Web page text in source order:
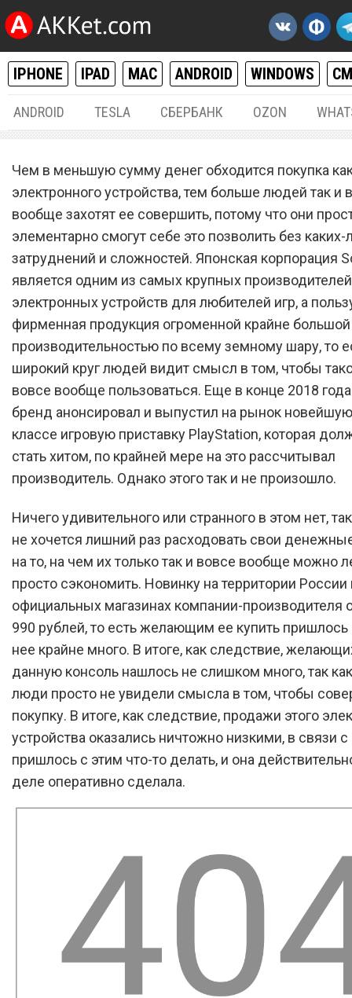
IPHONE IPAD MAC ANDROID WINDOWS
ANDROID TESLA СБЕРБАНК OZON
Sony обрушила ценник
новейшей PlayStation до 2
рублей
Чем в меньшую сумму денег обходится покупка
электронного устройства, тем больше людей так и
вообще захотят ее совершить, потому что они
элементарно смогут себе это позволить без каких-
затруднений и сложностей. Японская корпорация
является одним из самых крупных производителей
электронных устройств для любителей игр, а
фирменная продукция огроменной крайне большой
производительностью по всему земному шару, то
широкий круг людей видит смысл в том, чтобы
вовсе вообще пользоваться. Еще в конце 2018
бренд анонсировал и выпустил на рынок
классе игровую приставку PlayStation, которая
стать хитом, по крайней мере на это рассчитывал
производитель. Однако этого так и не произошло.
Ничего удивительного или странного в этом нет,
не хочется лишний раз расходовать свои
на то, на чем их только так и вовсе вообще можно
просто сэкономить. Новинку на территории России
официальных магазинах компании-производителя
990 рублей, то есть желающим ее купить пришлось
нее крайне много. В итоге, как следствие,
данную консоль нашлось не слишком много, так
люди просто не увидели смысла в том, чтобы
покупку. В итоге, как следствие, продажи этого
устройства оказались ничтожно низкими, в связи
пришлось с этим что-то делать, и она
деле оперативно сделала.